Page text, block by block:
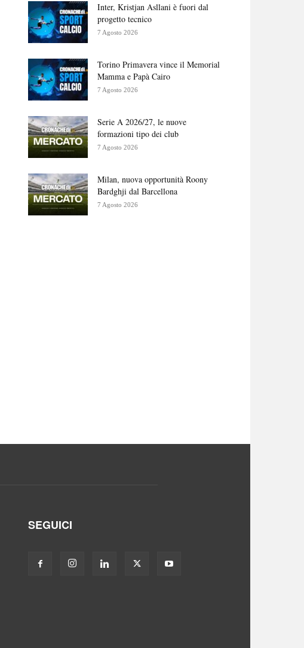
Inter, Kristjan Asllani è fuori dal
progetto tecnico
7 Agosto 2026
Torino Primavera vince il Memorial
Mamma e Papà Cairo
7 Agosto 2026
Serie A 2026/27, le nuove
formazioni tipo dei club
7 Agosto 2026
Milan, nuova opportunità Roony
Bardghji dal Barcellona
7 Agosto 2026
SEGUICI